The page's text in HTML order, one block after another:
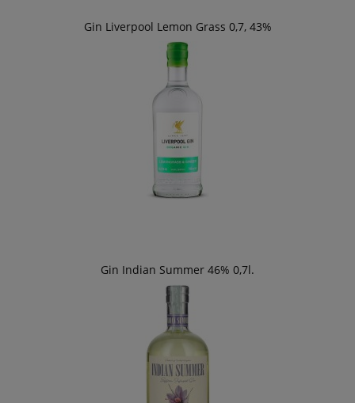
Gin Liverpool Lemon Grass 0,7, 43%
Gin Indian Summer 46% 0,7l.